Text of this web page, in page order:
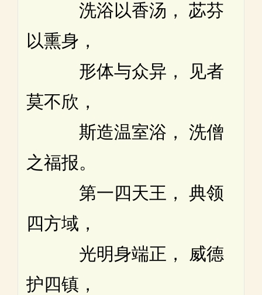
洗浴以香汤， 苾芬
以熏身，
形体与众异， 见者
莫不欣，
斯造温室浴， 洗僧
之福报。
第一四天王， 典领
四方域，
光明身端正， 威德
护四镇，